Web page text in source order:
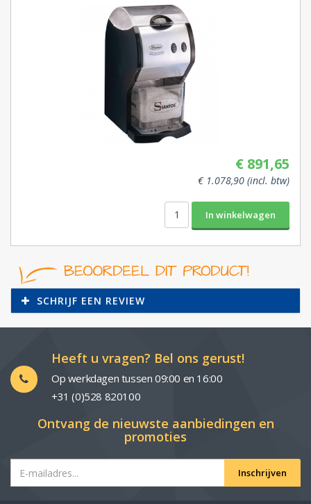
€ 891,65
€ 1.078,90 (incl. btw)
SCHRIJF EEN REVIEW
Heeft u vragen? Bel ons gerust!
Op werkdagen tussen 09:00 en 16:00
+31 (0)528 820100
Ontvang de nieuwste aanbiedingen en
promoties
Inschrijven